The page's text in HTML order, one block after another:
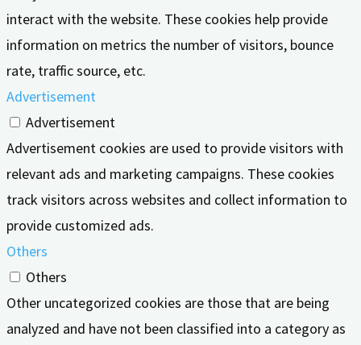
interact with the website. These cookies help provide
information on metrics the number of visitors, bounce
rate, traffic source, etc.
Advertisement
Advertisement
Advertisement cookies are used to provide visitors with
relevant ads and marketing campaigns. These cookies
track visitors across websites and collect information to
provide customized ads.
Others
Others
Other uncategorized cookies are those that are being
analyzed and have not been classified into a category as